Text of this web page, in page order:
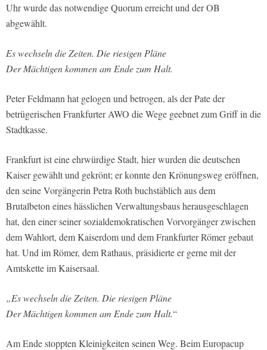
Uhr wurde das notwendige Quorum erreicht und der OB
abgewählt.
Es wechseln die Zeiten. Die riesigen Pläne
Der Mächtigen kommen am Ende zum Halt.
Peter Feldmann hat gelogen und betrogen, als der Pate der
betrügerischen Frankfurter AWO die Wege geebnet zum Griff in die
Stadtkasse.
Frankfurt ist eine ehrwürdige Stadt, hier wurden die deutschen
Kaiser gewählt und gekrönt; er konnte den Krönungsweg eröffnen,
den seine Vorgängerin Petra Roth buchstäblich aus dem
Brutalbeton eines hässlichen Verwaltungsbaus herausgeschlagen
hat, den einer seiner sozialdemokratischen Vorvorgänger zwischen
dem Wahlort, dem Kaiserdom und dem Frankfurter Römer gebaut
hat. Und im Römer, dem Rathaus, präsidierte er gerne mit der
Amtskette im Kaisersaal.
„Es wechseln die Zeiten. Die riesigen Pläne
Der Mächtigen kommen am Ende zum Halt.“
Am Ende stoppten Kleinigkeiten seinen Weg. Beim Europacup